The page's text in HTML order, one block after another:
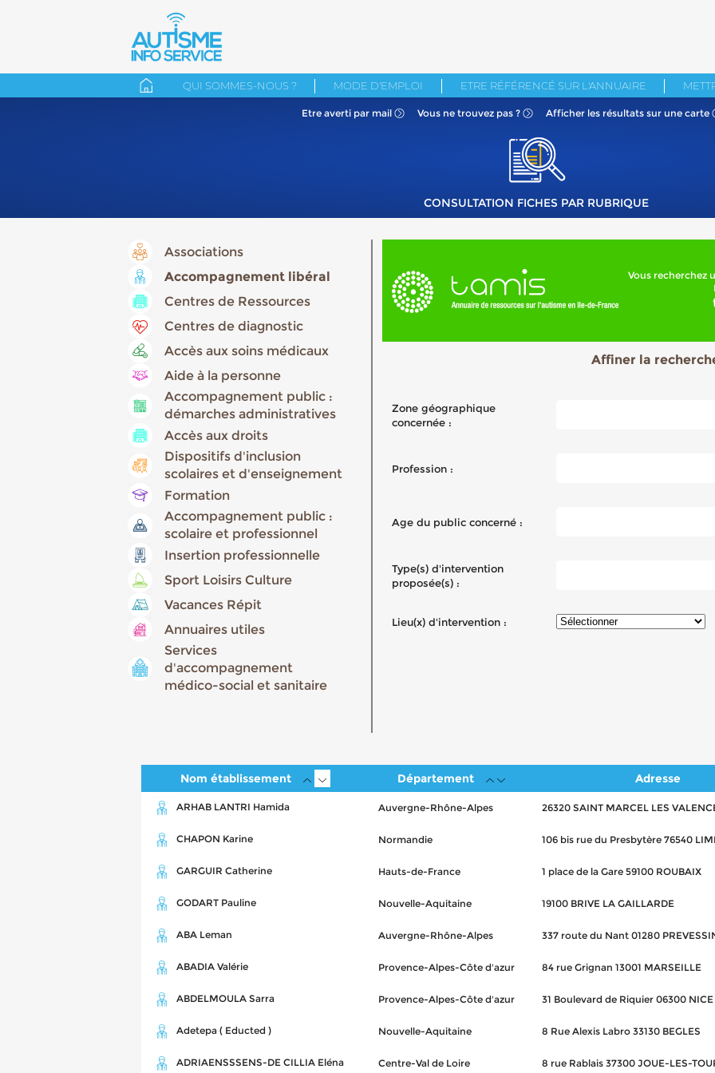
QUI SOMMES-NOUS ? MODE D'EMPLOI ETRE RÉFÉRENCÉ SUR L'ANNUAIRE
Etre averti par mail Vous ne trouvez pas ? Afficher les résultats sur une carte
CONSULTATION FICHES PAR RUBRIQUE
Associations
Accompagnement libéral
Centres de Ressources
Centres de diagnostic
Accès aux soins médicaux
Aide à la personne
Accompagnement public :
démarches administratives
Accès aux droits
Dispositifs d'inclusion
scolaires et d'enseignement
Formation
Accompagnement public :
scolaire et professionnel
Insertion professionnelle
Sport Loisirs Culture
Vacances Répit
Annuaires utiles
Services
d'accompagnement
médico-social et sanitaire
Vous recherchez
Affiner la
Zone géographique
concernée :
Profession :
Age du public concerné :
Type(s) d'intervention
proposée(s) :
Lieu(x) d'intervention :
Nom établissement Département Adresse
ARHAB LANTRI Hamida Auvergne-Rhône-Alpes 26320 SAINT MARCEL LES
CHAPON Karine Normandie 106 bis rue du Presbytère 76540
GARGUIR Catherine Hauts-de-France 1 place de la Gare 59100 ROUBAIX
GODART Pauline Nouvelle-Aquitaine 19100 BRIVE LA GAILLARDE
ABA Leman Auvergne-Rhône-Alpes 337 route du Nant 01280
ABADIA Valérie Provence-Alpes-Côte d'azur 84 rue Grignan 13001 MARSEILLE
ABDELMOULA Sarra Provence-Alpes-Côte d'azur 31 Boulevard de Riquier 06300 NICE
Adetepa ( Educted ) Nouvelle-Aquitaine 8 Rue Alexis Labro 33130 BEGLES
ADRIAENSSSENS-DE CILLIA Eléna Centre-Val de Loire 8 rue Rablais 37300 JOUE-LES-